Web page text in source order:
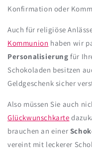
Konfirmation oder
Auch für religiöse
Kommunion haben wir
Personalisierung für
Schokoladen besitzen
Geldgeschenk sicher
Also müssen Sie auch
Glückwunschkarte
brauchen an einer
vereint mit leckerer